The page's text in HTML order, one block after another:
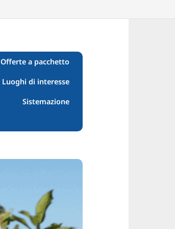
Offerte a pacchetto
Luoghi di interesse
Sistemazione